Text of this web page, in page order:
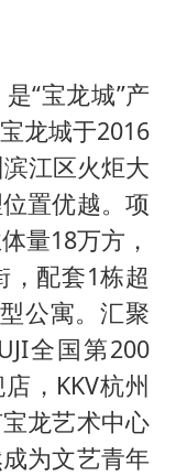
“宝龙城”产
龙城于2016
江区火炬大
置优越。项
量18万方，
配套1栋超
公寓。汇聚
全国第200
，KKV杭州
龙艺术中心
为文艺青年